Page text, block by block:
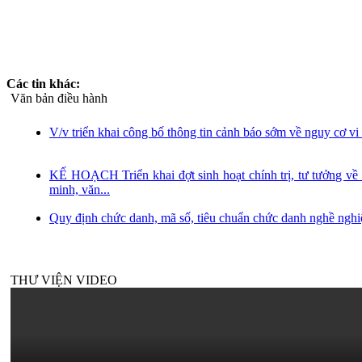
Các tin khác:
Văn bản điều hành
V/v triển khai công bố thông tin cảnh báo sớm về nguy cơ
KẾ HOẠCH Triển khai đợt sinh hoạt chính trị, tư tưởng
minh, văn...
Quy định chức danh, mã số, tiêu chuẩn chức danh nghề
THƯ VIỆN VIDEO